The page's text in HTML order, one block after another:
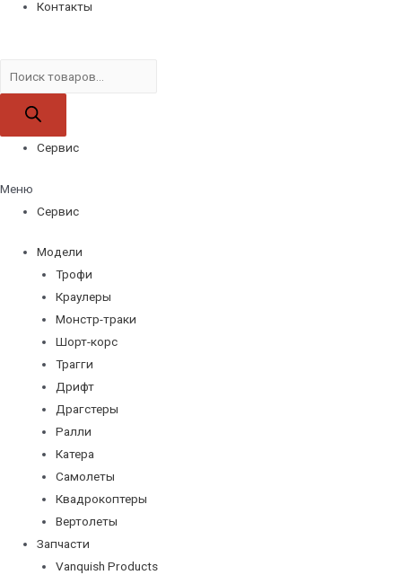
Контакты
товаров
Сервис
Меню
Сервис
Модели
Трофи
Краулеры
Монстр-траки
Шорт-корс
Трагги
Дрифт
Драгстеры
Ралли
Катера
Самолеты
Квадрокоптеры
Вертолеты
Запчасти
Vanquish Products